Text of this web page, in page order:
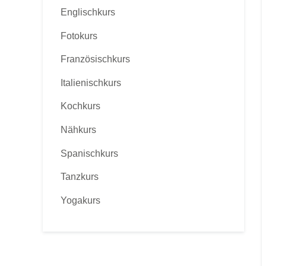
Englischkurs
Fotokurs
Französischkurs
Italienischkurs
Kochkurs
Nähkurs
Spanischkurs
Tanzkurs
Yogakurs